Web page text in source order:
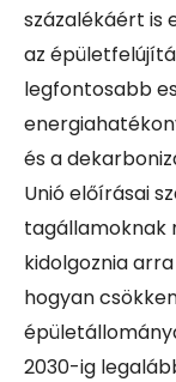
százalékáért is
az
legfontosabb
és a
Unió előírásai
tagállamoknak
kidolgoznia
hogyan
2030-ig